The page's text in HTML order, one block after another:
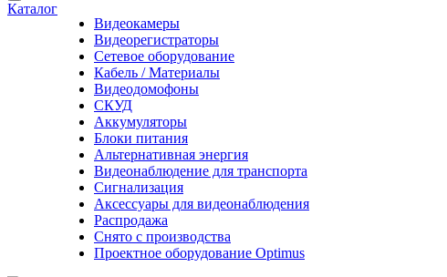
Каталог
Видеокамеры
Видеорегистраторы
Сетевое оборудование
Кабель / Материалы
Видеодомофоны
СКУД
Аккумуляторы
Блоки питания
Альтернативная энергия
Видеонаблюдение для транспорта
Сигнализация
Аксессуары для видеонаблюдения
Распродажа
Снято с производства
Проектное оборудование Optimus